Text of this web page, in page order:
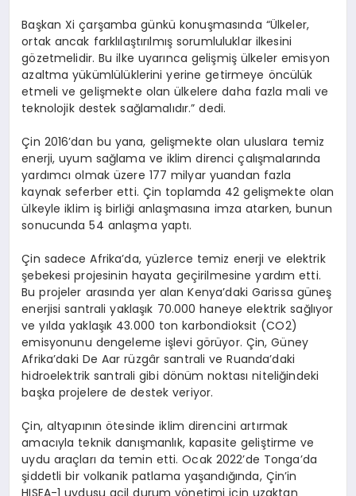
Başkan Xi çarşamba günkü konuşmasında “Ülkeler,
ortak ancak farklılaştırılmış sorumluluklar ilkesini
gözetmelidir. Bu ilke uyarınca gelişmiş ülkeler emisyon
azaltma yükümlülüklerini yerine getirmeye öncülük
etmeli ve gelişmekte olan ülkelere daha fazla mali ve
teknolojik destek sağlamalıdır.” dedi.
Çin 2016’dan bu yana, gelişmekte olan uluslara temiz
enerji, uyum sağlama ve iklim direnci çalışmalarında
yardımcı olmak üzere 177 milyar yuandan fazla
kaynak seferber etti. Çin toplamda 42 gelişmekte olan
ülkeyle iklim iş birliği anlaşmasına imza atarken, bunun
sonucunda 54 anlaşma yaptı.
Çin sadece Afrika’da, yüzlerce temiz enerji ve elektrik
şebekesi projesinin hayata geçirilmesine yardım etti.
Bu projeler arasında yer alan Kenya’daki Garissa güneş
enerjisi santrali yaklaşık 70.000 haneye elektrik sağlıyor
ve yılda yaklaşık 43.000 ton karbondioksit (CO2)
emisyonunu dengeleme işlevi görüyor. Çin, Güney
Afrika’daki De Aar rüzgâr santrali ve Ruanda’daki
hidroelektrik santrali gibi dönüm noktası niteliğindeki
başka projelere de destek veriyor.
Çin, altyapının ötesinde iklim direncini artırmak
amacıyla teknik danışmanlık, kapasite geliştirme ve
uydu araçları da temin etti. Ocak 2022’de Tonga’da
şiddetli bir volkanik patlama yaşandığında, Çin’in
HISEA-1 uydusu acil durum yönetimi için uzaktan